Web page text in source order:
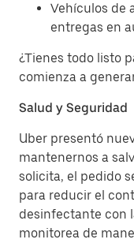
Vehículos de
entregas en
¿Tienes todo listo
comienza a
Salud y Seguridad
Uber presentó
mantenernos a
solicita, el pedido
para reducir el
desinfectante con
monitorea de